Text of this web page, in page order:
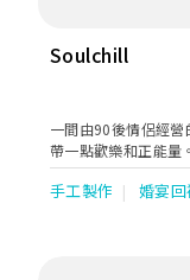
Soulchill
一間由90後情侶經
帶一點歡樂和正能量
無論刻字、卡通、寵
驚喜。
手工製作 婚宴回